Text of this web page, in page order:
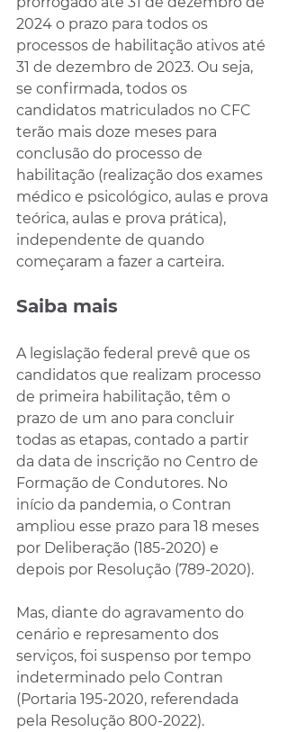
2024 o prazo para todos os
processos de habilitação ativos até
31 de dezembro de 2023. Ou seja,
se confirmada, todos os
candidatos matriculados no CFC
terão mais doze meses para
conclusão do processo de
habilitação (realização dos exames
médico e psicológico, aulas e prova
teórica, aulas e prova prática),
independente de quando
começaram a fazer a carteira.
Saiba mais
A legislação federal prevê que os
candidatos que realizam processo
de primeira habilitação, têm o
prazo de um ano para concluir
todas as etapas, contado a partir
da data de inscrição no Centro de
Formação de Condutores. No
início da pandemia, o Contran
ampliou esse prazo para 18 meses
por Deliberação (185-2020) e
depois por Resolução (789-2020).
Mas, diante do agravamento do
cenário e represamento dos
serviços, foi suspenso por tempo
indeterminado pelo Contran
(Portaria 195-2020, referendada
pela Resolução 800-2022).